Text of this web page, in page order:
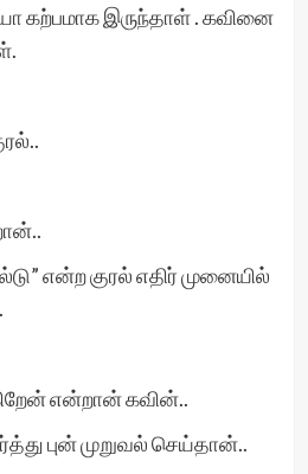
கற்பமாக இருந்தாள் . கவினை
என்ற குரல் எதிர் முனையில்
என்றான் கவின்..
புன் முறுவல் செய்தான்..